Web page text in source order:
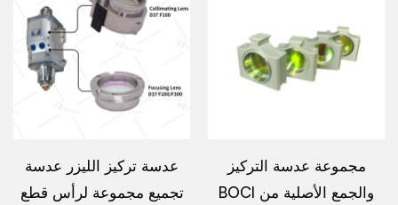
مجموعة عدسة التركيز
والجمع الأصلية من BOCI
عدسة تركيز الليزر عدسة
تجميع مجموعة لرأس قطع